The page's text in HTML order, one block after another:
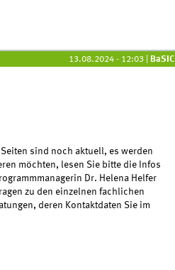
13.08.2024 - 12:03 BaSIC
sind noch aktuell, es werden
möchten, lesen Sie bitte die Infos
Dr. Helena Helfer
zu den einzelnen fachlichen
deren Kontaktdaten Sie im